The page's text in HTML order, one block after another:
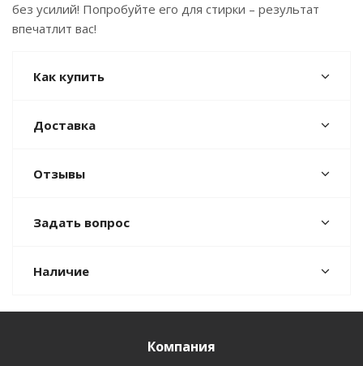
без усилий! Попробуйте его для стирки – результат
впечатлит вас!
Как купить
Доставка
Отзывы
Задать вопрос
Наличие
Компания